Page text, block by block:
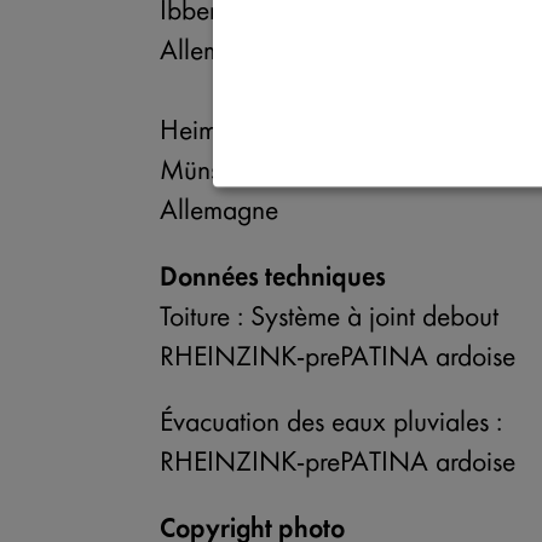
Ibbenbüren
Allemagne
Heimspiel Architekten
Münster
Allemagne
Données techniques
Toiture : Système à joint debout
RHEINZINK-prePATINA ardoise
Évacuation des eaux pluviales :
RHEINZINK-prePATINA ardoise
Copyright photo
Marketing
Activer ou désactiver tous les
Utilisez ce commutateur pour activer